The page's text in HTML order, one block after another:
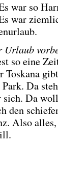
war so
war
Urlaub
so eine
Toskana
Da
sich. Da
den
Also